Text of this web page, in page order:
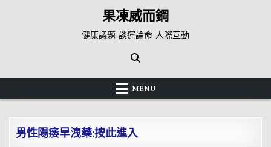
果凍威而鋼
健康議題 談運論命 人際互動
MENU
男性陽痿早洩藥:按此進入